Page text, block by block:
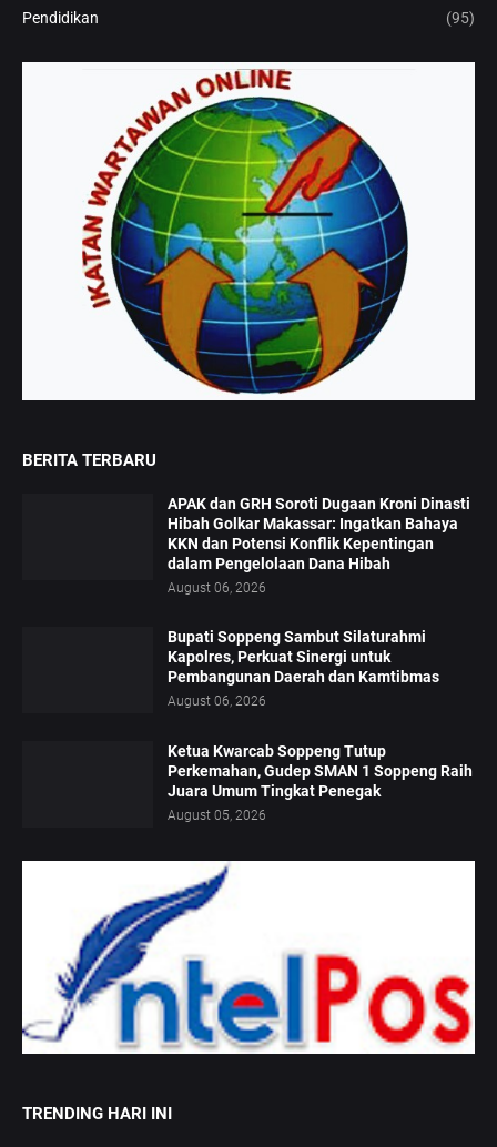
Pendidikan (95)
BERITA TERBARU
APAK dan GRH Soroti Dugaan Kroni Dinasti
Hibah Golkar Makassar: Ingatkan Bahaya
KKN dan Potensi Konflik Kepentingan
dalam Pengelolaan Dana Hibah
August 06, 2026
Bupati Soppeng Sambut Silaturahmi
Kapolres, Perkuat Sinergi untuk
Pembangunan Daerah dan Kamtibmas
August 06, 2026
Ketua Kwarcab Soppeng Tutup
Perkemahan, Gudep SMAN 1 Soppeng Raih
Juara Umum Tingkat Penegak
August 05, 2026
TRENDING HARI INI